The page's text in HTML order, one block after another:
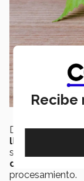
Descubrió que
llamado xilitol,
sin embargo,
debido a los
procesamiento.